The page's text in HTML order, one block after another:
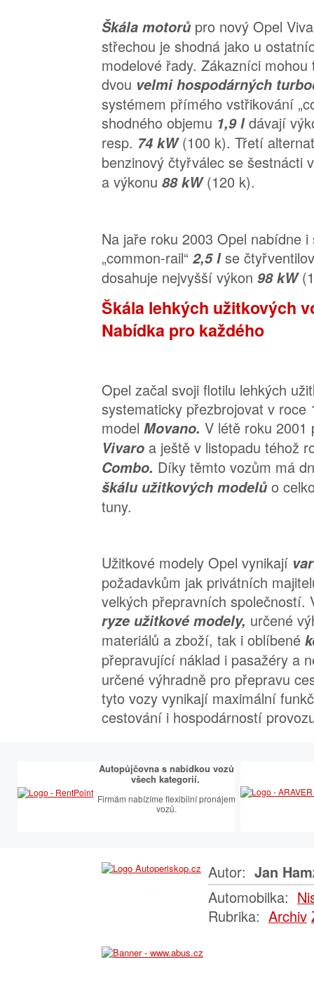
Škála motorů pro nový Opel
střechou je shodná jako u
modelové řady. Zákazníci
dvou velmi hospodárných
systémem přímého vstřikování
shodného objemu 1,9 ldávají
resp. 74 kW(100 k). Třetí
benzinový čtyřválec se šestnácti
a výkonu 88 kW(120 k).
Na jaře roku 2003 Opel nabídne
„common-rail“ 2,5 lse
dosahuje nejvyšší výkon 98 kW
Škála lehkých užitkových
Nabídka pro každého
Opel začal svoji flotilu lehkých
systematicky přezbrojovat v roce
model Movano. V létě roku 2001
Vivaro a ještě v listopadu téhož
Combo. Díky těmto vozům má
škálu užitkových modelůo
tuny.
Užitkové modely Opel vynikají
požadavkům jak privátních
velkých přepravních společností.
ryze užitkové modely, určené
materiálů a zboží, tak i oblíbené
přepravující náklad i pasažéry a
určené výhradně pro přepravu
tyto vozy vynikají maximální
cestování i hospodárností
Autopůjčovna s nabídkou vozů
všech kategorií.
Firmám nabízíme flexibilní pronájem
vozů.
Autor: Jan
Automobilka:
Rubrika: Archiv